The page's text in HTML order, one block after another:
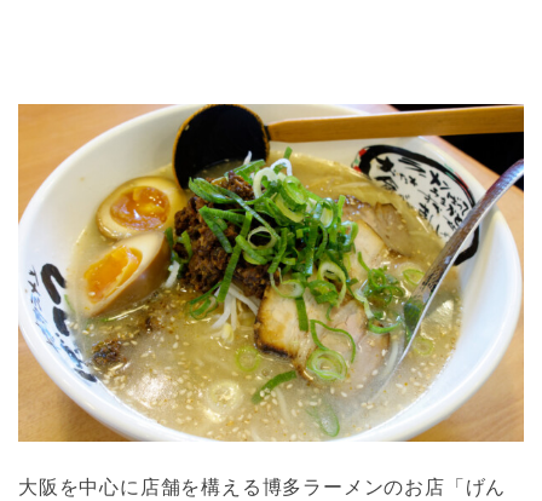
大阪を中心に店舗を構える博多ラーメンのお店「げん